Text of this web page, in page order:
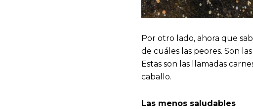
Por otro lado, ahora que
de cuáles las peores. Son
Estas son las llamadas
caballo.
Las menos saludables